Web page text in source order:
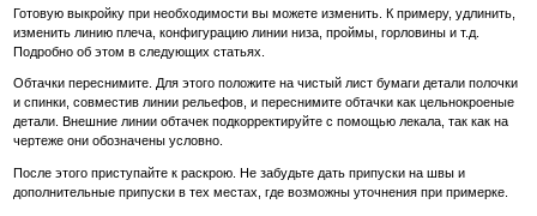
Готовую выкройку при необходимости вы можете изменить. К примеру, удлинить,
изменить линию плеча, конфигурацию линии низа, проймы, горловины и т.д.
Подробно об этом в следующих статьях.
Обтачки переснимите. Для этого положите на чистый лист бумаги детали полочки
и спинки, совместив линии рельефов, и переснимите обтачки как цельнокроеные
детали. Внешние линии обтачек подкорректируйте с помощью лекала, так как на
чертеже они обозначены условно.
После этого приступайте к раскрою. Не забудьте дать припуски на швы и
дополнительные припуски в тех местах, где возможны уточнения при примерке.